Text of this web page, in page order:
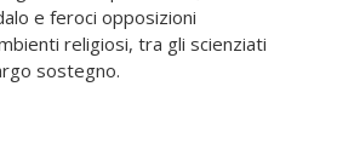
e feroci opposizioni
religiosi, tra gli scienziati
sostegno.